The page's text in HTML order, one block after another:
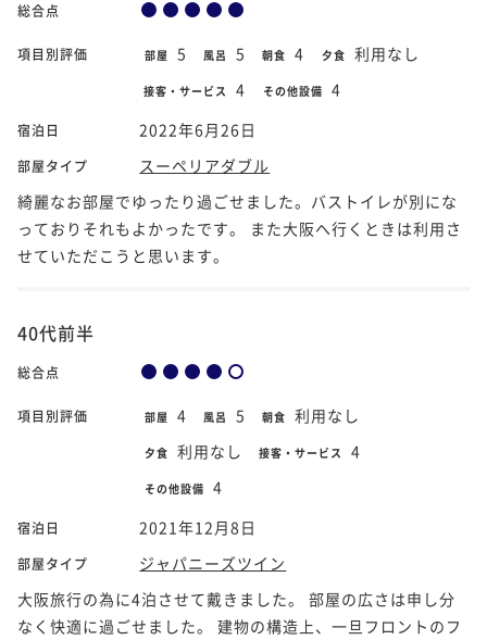
総合点
項目別評価 部屋 5 風呂 5 朝食 4 夕食 利用なし
接客・サービス 4 その他設備 4
宿泊日 2022年6月26日
部屋タイプ
スーペリアダブル
綺麗なお部屋でゆったり過ごせました。バストイレが別にな
っておりそれもよかったです。 また大阪へ行くときは利用さ
せていただこうと思います。
40代前半
総合点
項目別評価 部屋 4 風呂 5 朝食 利用なし
夕食 利用なし 接客・サービス 4
その他設備 4
宿泊日 2021年12月8日
部屋タイプ
ジャパニーズツイン
大阪旅行の為に4泊させて戴きました。 部屋の広さは申し分
なく快適に過ごせました。 建物の構造上、一旦フロントのフ